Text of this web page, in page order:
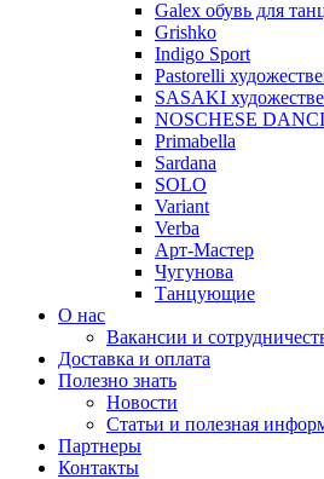
Galex обувь для
Grishko
Indigo Sport
Pastorelli
SASAKI
NOSCHESE
Primabella
Sardana
SOLO
Variant
Verba
Арт-Мастер
Чугунова
Танцующие
О нас
Вакансии и
Доставка и оплата
Полезно знать
Новости
Статьи и полезная
Партнеры
Контакты